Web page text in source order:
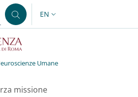
LANGUAGE SWITCHER:
EN
Umane
missione